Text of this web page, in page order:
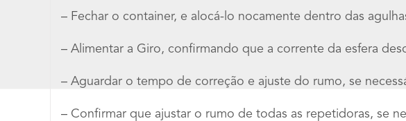
– Fechar o container, e alocá-lo nocamente dentro das
– Alimentar a Giro, confirmando que a corrente da esfera
– Aguardar o tempo de correção e ajuste do rumo, se
– Confirmar que ajustar o rumo de todas as repetidoras, se